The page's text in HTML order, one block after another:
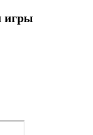
игры